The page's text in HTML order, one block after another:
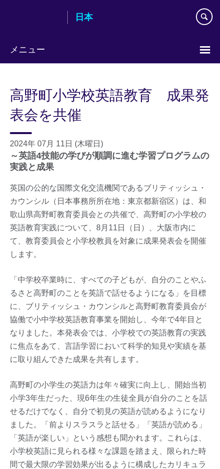
content
日本
メニュー
高野町小学校英語教育 成果発
表会を共催
2024年 07月 11日 (木曜日)
～英語4技能の学びが順調に進む学習プログラムの
実践と成果
英国の公的な国際文化交流機関であるブリティッシュ・
カウンシル（日本事務所所在地：東京都新宿区）は、和
歌山県高野町教育委員会との共催で、高野町の小学校の
英語教育実践について、8月11日（日）、大阪市内に
て、教育委員会と小学校教員を対象に成果発表会を開催
します。
「中学校卒業時に、すべての子どもが、自分のことやふ
るさと高野町のことを英語で話せるようになる」を目標
に、ブリティッシュ・カウンシルと高野町教育委員会が
協働で小中学校英語教育事業を開始し、今年で4年目と
なりました。本発表会では、小学校での英語教育の実践
に焦点をあて、言語学習において科学的知見や実績を基
に取り組んできた成果を共有します。
高野町の小学生の英語力は年々確実に向上し、開始当初
小学3年生だった、現6年生の生徒全員が自分のことを話
せるだけでなく、自分で初見の英語が読めるようになり
ました。「前よりスラスラと話せる」「英語が読める」
「英語が楽しい」という感想も聞かれます。これらは、
小学校英語に見られる様々な課題を踏まえ、限られた時
間で最大限の学習効果が出るように構成したカリキュラ